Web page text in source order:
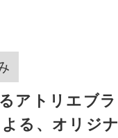
へ
アトリエブ
る、オリジ